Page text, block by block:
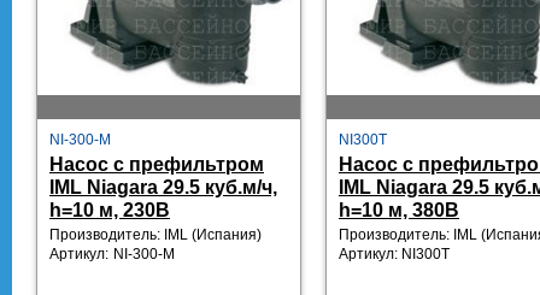
NI-300-M
Насос с префильтром
IML Niagara 29.5 куб.м/ч,
h=10 м, 230В
Производитель: IML (Испания)
Артикул: NI-300-M
NI300T
Насос с
IML Niagara 29.5
h=10 м, 380В
Производитель: IML
Артикул: NI300T